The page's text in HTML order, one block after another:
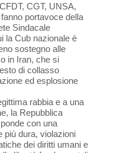
CGT, UNSA,
portavoce della
Sindacale
la Cub nazionale è
sostegno alle
in Iran, che si
di collasso
ed esplosione
rabbia e a una
la Repubblica
con una
più dura, violazioni
dei diritti umani e